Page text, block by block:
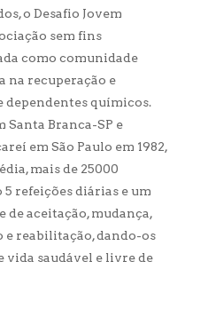
o Desafio Jovem
sem fins
como comunidade
na recuperação e
dependentes químicos.
Santa Branca-SP e
em São Paulo em 1982,
mais de 25000
5 refeições diárias e um
de aceitação, mudança,
e reabilitação, dando-os
vida saudável e livre de